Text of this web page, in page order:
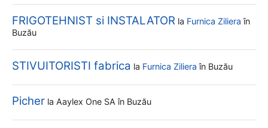
FRIGOTEHNIST si INSTALATOR la Furnica Ziliera în
Buzău
STIVUITORISTI fabrica la Furnica Ziliera în Buzău
Picher la Aaylex One SA în Buzău